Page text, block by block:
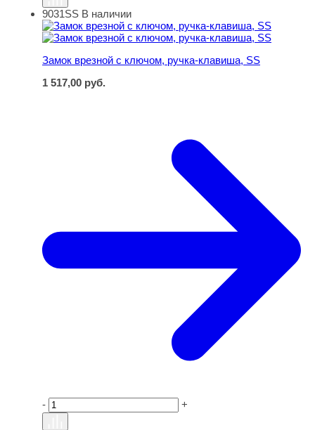
Замок врезной с ключом, ручка-клавиша, SS
9031SS В наличии
Замок врезной с ключом, ручка-клавиша, SS
1 517,00 руб.
- +